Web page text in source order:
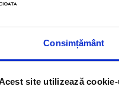
Consimțământ
site utilizează
aplicate (din lemn)